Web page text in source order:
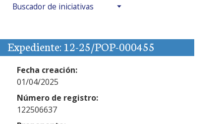
Buscador de iniciativas
Expediente: 12-25/POP-000455
Fecha creación:
01/04/2025
Número de registro:
122506637